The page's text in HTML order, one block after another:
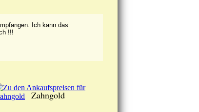
Ich kann das
!!!
Zahngold